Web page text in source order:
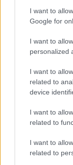
I want to
Google for
I want to
personalized
I want to
related to
device
I want to
related to
I want to
related to
Los coches
Con el objetivo de
AUTOMOVIL